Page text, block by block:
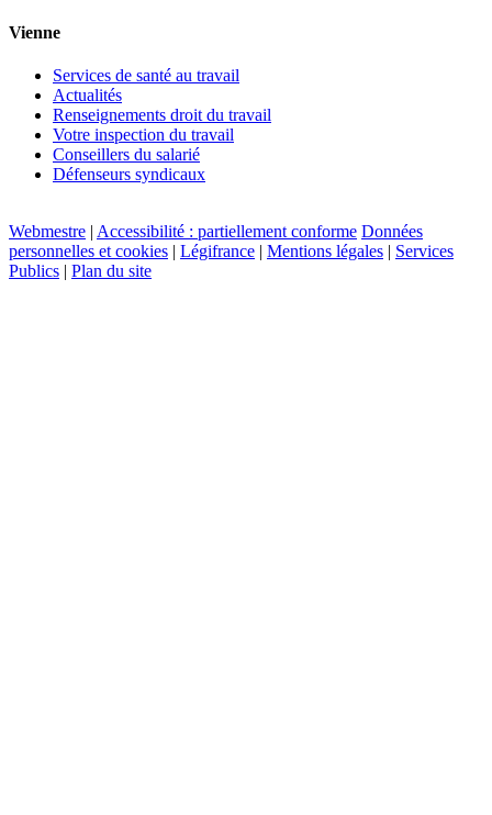
Vienne
Services de santé au travail
Actualités
Renseignements droit du travail
Votre inspection du travail
Conseillers du salarié
Défenseurs syndicaux
Webmestre | Accessibilité : partiellement conforme Données
personnelles et cookies | Légifrance | Mentions légales | Services
Publics | Plan du site